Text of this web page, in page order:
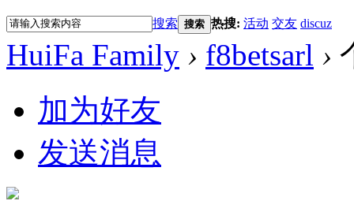
搜索 搜索 热搜: 活动 交友 discuz
HuiFa Family › f8betsarl ›
加为好友
发送消息